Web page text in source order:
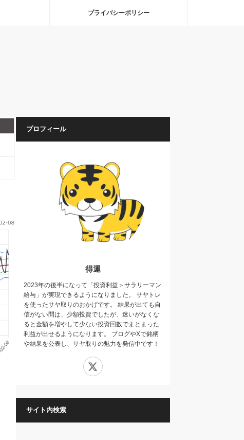
プライバシーポリシー
プロフィール
得運
2023年の後半になって「投資利益＞サラリーマン
給与」が実現できるようになりました。 サヤトレ
を使ったサヤ取りのおかげです。 結果が出ても自
信がない間は、少額投資でしたが、迷いがなくな
ると金額を増やして少ない投資回数でまとまった
利益が出せるようになります。 ブログやXで銘柄
や結果を公表し、サヤ取りの魅力を発信中です！
サイト内検索